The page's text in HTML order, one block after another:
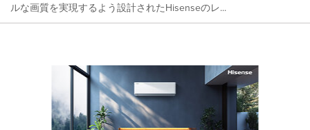
ルな画質を実現するよう設計されたHisenseのレ...